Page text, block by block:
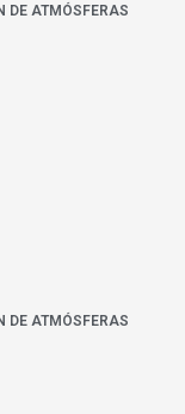
DE ATMÓSFERAS
DE ATMÓSFERAS